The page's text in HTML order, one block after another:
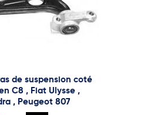
de suspension coté
C8 , Fiat Ulysse ,
, Peugeot 807